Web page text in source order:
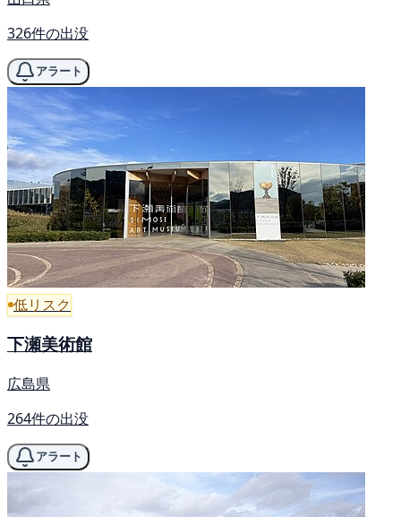
326件の出没
アラート
低リスク
下瀬美術館
広島県
264件の出没
アラート